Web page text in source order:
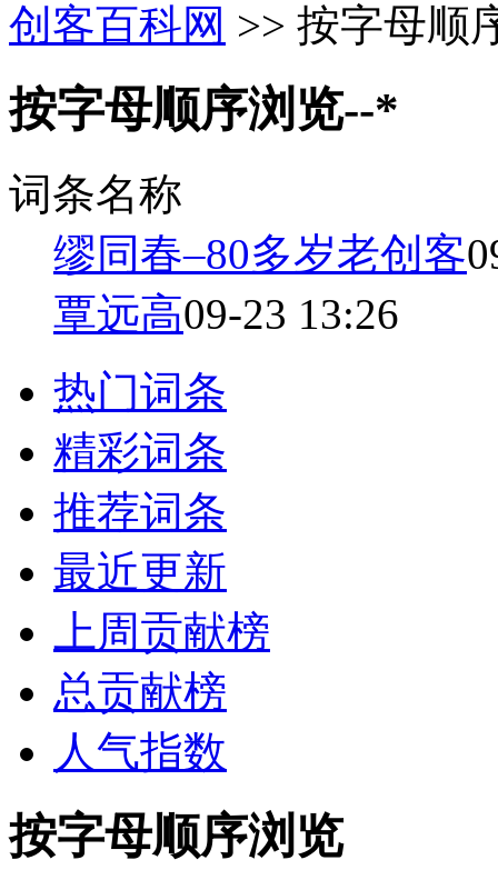
创客百科网 >> 按字母顺
按字母顺序浏览--*
词条名称
缪同春–80多岁老创客
覃远高09-23 13:26
热门词条
精彩词条
推荐词条
最近更新
上周贡献榜
总贡献榜
人气指数
按字母顺序浏览